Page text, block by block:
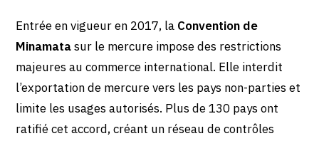
Entrée en vigueur en 2017, la Convention de
Minamatasur le mercure impose des restrictions
majeures au commerce international. Elle interdit
l’exportation de mercure vers les pays non-parties et
limite les usages autorisés. Plus de 130 pays ont
ratifié cet accord, créant un réseau de contrôles